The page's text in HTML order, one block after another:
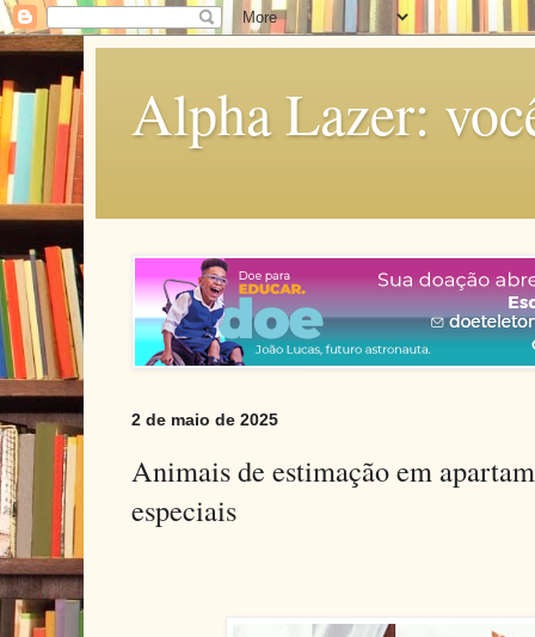
Alpha Lazer:
2 de maio de 2025
Animais de estimação em
especiais